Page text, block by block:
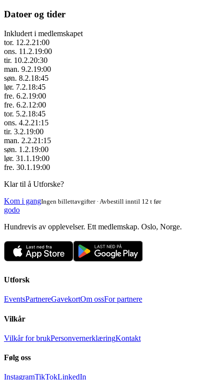
Datoer og tider
Inkludert i medlemskapet
tor. 12.2.21:00
ons. 11.2.19:00
tir. 10.2.20:30
man. 9.2.19:00
søn. 8.2.18:45
lør. 7.2.18:45
fre. 6.2.19:00
fre. 6.2.12:00
tor. 5.2.18:45
ons. 4.2.21:15
tir. 3.2.19:00
man. 2.2.21:15
søn. 1.2.19:00
lør. 31.1.19:00
fre. 30.1.19:00
Klar til å Utforske?
Kom i gangIngen billettavgifter · Avbestill inntil 12 t før
godo
Hundrevis av opplevelser. Ett medlemskap. Oslo, Norge.
Utforsk
EventsPartnereGavekortOm ossFor partnere
Vilkår
Vilkår for brukPersonvernerklæringKontakt
Følg oss
InstagramTikTokLinkedIn